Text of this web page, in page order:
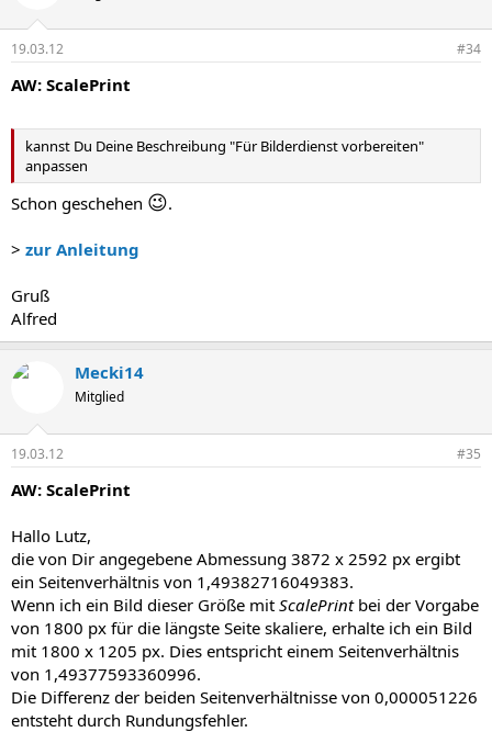
19.03.12 #34
AW: ScalePrint
kannst Du Deine Beschreibung "Für Bilderdienst vorbereiten"
anpassen
Schon geschehen 😉.
> zur Anleitung
Gruß
Alfred
Mecki14
Mitglied
19.03.12 #35
AW: ScalePrint
Hallo Lutz,
die von Dir angegebene Abmessung 3872 x 2592 px ergibt
ein Seitenverhältnis von 1,49382716049383.
Wenn ich ein Bild dieser Größe mit ScalePrintbei der Vorgabe
von 1800 px für die längste Seite skaliere, erhalte ich ein Bild
mit 1800 x 1205 px. Dies entspricht einem Seitenverhältnis
von 1,49377593360996.
Die Differenz der beiden Seitenverhältnisse von 0,000051226
entsteht durch Rundungsfehler.